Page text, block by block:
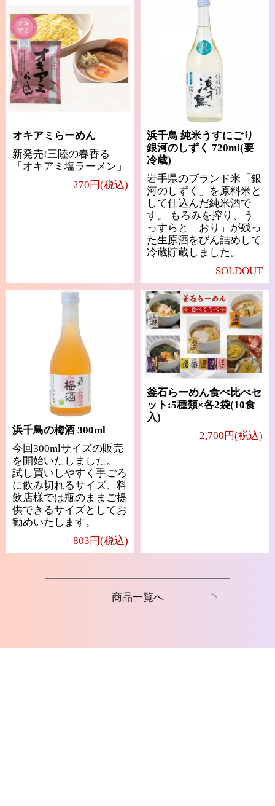
オキアミらーめん
新発売!三陸の春香る
「オキアミ塩ラーメン」
270円(税込)
浜千鳥 純米うすにごり
銀河のしずく 720ml(要
冷蔵)
岩手県のブランド米「銀
河のしずく」を原料米と
して仕込んだ純米酒で
す。 もろみを搾り、う
っすらと「おり」が残っ
た生原酒をびん詰めして
冷蔵貯蔵しました。
SOLDOUT
浜千鳥の梅酒 300ml
今回300mlサイズの販売
を開始いたしました。
試し買いしやすく手ごろ
に飲み切れるサイズ、料
飲店様では瓶のままご提
供できるサイズとしてお
勧めいたします。
803円(税込)
釜石らーめん食べ比べセ
ット:5種類×各2袋(10食
入)
2,700円(税込)
商品一覧へ